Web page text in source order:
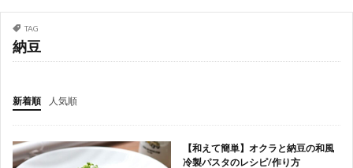
TAG
納豆
新着順 人気順
【和えて簡単】オクラと納豆の和風
冷製パスタのレシピ/作り方